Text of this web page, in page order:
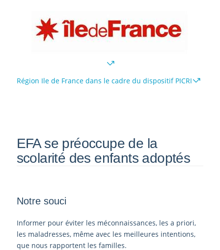
Région Ile de France dans le cadre du dispositif PICRI
EFA se préoccupe de la
scolarité des enfants adoptés
Notre souci
Informer pour éviter les méconnaissances, les a priori,
les maladresses, même avec les meilleures intentions,
que nous rapportent les familles.